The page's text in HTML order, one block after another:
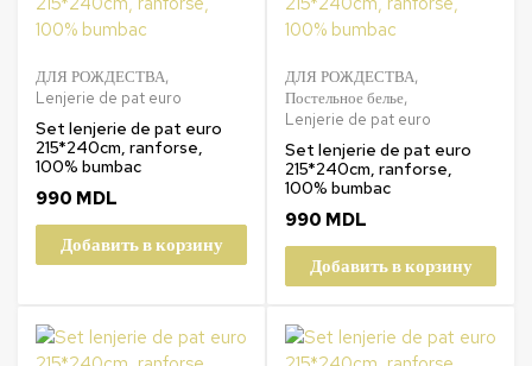
ДЛЯ РОЖДЕСТВА,
Lenjerie de pat euro
Set lenjerie de pat euro
215*240cm, ranforse,
100% bumbac
990 MDL
Добавить в корзину
ДЛЯ РОЖДЕСТВА,
Постельное белье,
Lenjerie de pat euro
Set lenjerie de pat euro
215*240cm, ranforse,
100% bumbac
990 MDL
Добавить в корзину